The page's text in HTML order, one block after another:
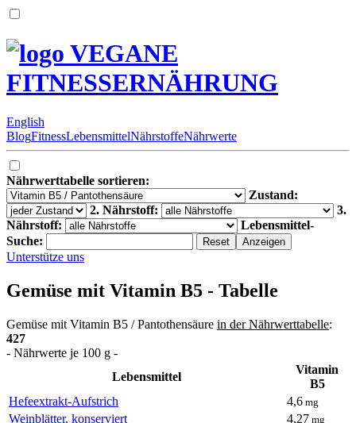
VEGANE
FITNESSERNÄHRUNG
English
BlogFitnessLebensmittelNährstoffeNährwerte
Nährwerttabelle sortieren:
Zustand:
2. Nährstoff:
3.
Nährstoff:
Lebensmittel-
Suche:
Unterstütze uns
Gemüse mit Vitamin B5 - Tabelle
Gemüse mit Vitamin B5 / Pantothensäure in der Nährwerttabelle:
427
- Nährwerte je 100 g -
Lebensmittel
Vitamin
B5
Hefeextrakt-Aufstrich
4,6 mg
Weinblätter, konserviert 4,27 mg